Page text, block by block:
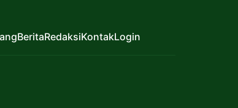
BeritaRedaksiKontakLogin